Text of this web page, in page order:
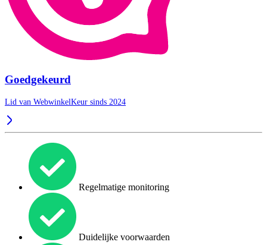
Goedgekeurd
Lid van WebwinkelKeur sinds 2024
Regelmatige monitoring
Duidelijke voorwaarden